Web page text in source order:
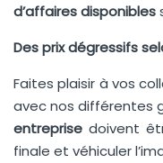
d’affaires disponibles
Des prix dégressifs
Faites plaisir à vos
avec nos différentes
entreprise doivent
finale et véhiculer